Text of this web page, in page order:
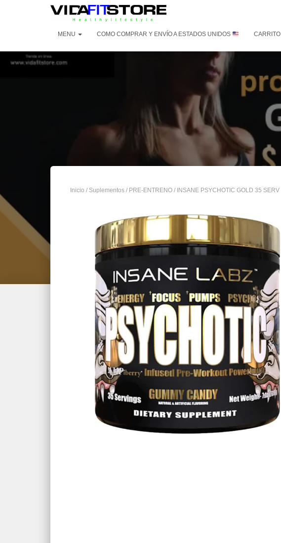
MENU COMO COMPRAR Y ENVÍO A ESTADOS UNIDOS CARRITO
Inicio / Suplementos / PRE-ENTRENO / INSANE PSYCHOTIC GOLD 35 SERV